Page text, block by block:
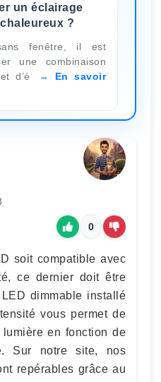
un éclairage
?
fenêtre, il est
une combinaison
d’é
En savoir
0
soit compatible avec
ce dernier doit être
dimmable installé
vous permet de
en fonction de
Sur notre site, nos
repérables grâce au